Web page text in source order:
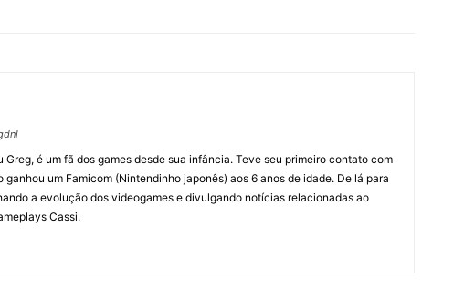
Greg, é um fã dos games desde sua infância. Teve seu primeiro contato com
ganhou um Famicom (Nintendinho japonês) aos 6 anos de idade. De lá para
a evolução dos videogames e divulgando notícias relacionadas ao
Cassi.